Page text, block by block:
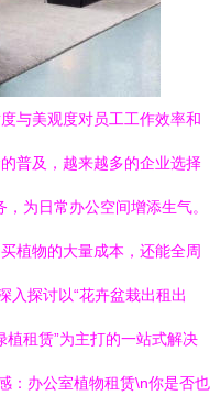
与美观度对员工工作效率和
普及，越来越多的企业选择
，为日常办公空间增添生气。
植物的大量成本，还能全周
入探讨以“花卉盆栽出租出
植租赁”为主打的一站式解决
：办公室植物租赁\n你是否也